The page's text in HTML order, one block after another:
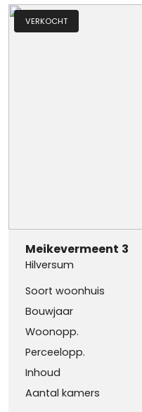
VERKOCHT
Meikevermeent 3
Hilversum
Soort woonhuis
Bouwjaar
Woonopp.
Perceelopp.
Inhoud
Aantal kamers